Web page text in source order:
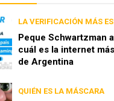
LA VERIFICACIÓN MÁS
Peque Schwartzman
cuál es la internet
de Argentina
QUIÉN ES LA MÁSCARA